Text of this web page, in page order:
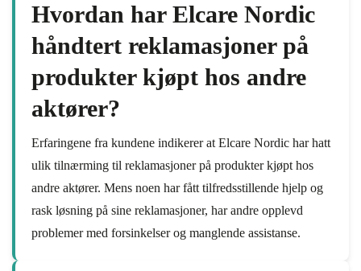
Hvordan har Elcare Nordic
håndtert reklamasjoner på
produkter kjøpt hos andre
aktører?
Erfaringene fra kundene indikerer at Elcare Nordic har hatt
ulik tilnærming til reklamasjoner på produkter kjøpt hos
andre aktører. Mens noen har fått tilfredsstillende hjelp og
rask løsning på sine reklamasjoner, har andre opplevd
problemer med forsinkelser og manglende assistanse.